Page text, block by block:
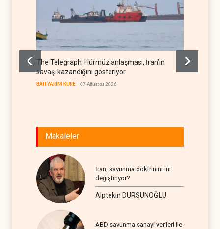
The Telegraph: Hürmüz anlaşması, İran’ın
savaşı kazandığını gösteriyor
BATI YARIM KÜRE 07 Ağustos 2026
Makaleler
İran, savunma doktrinini mi
değiştiriyor?
Alptekin DURSUNOĞLU
ABD savunma sanayi verileri ile